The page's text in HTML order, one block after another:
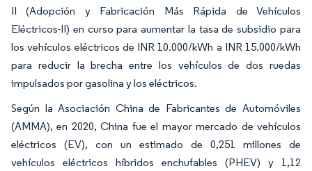
II (Adopción y Fabricación Más Rápida de Vehículos
Eléctricos-II) en curso para aumentar la tasa de subsidio para
los vehículos eléctricos de INR 10.000/kWh a INR 15.000/kWh
para reducir la brecha entre los vehículos de dos ruedas
impulsados por gasolina y los eléctricos.
Según la Asociación China de Fabricantes de Automóviles
(AMMA), en 2020, China fue el mayor mercado de vehículos
eléctricos (EV), con un estimado de 0,251 millones de
vehículos eléctricos híbridos enchufables (PHEV) y 1,12